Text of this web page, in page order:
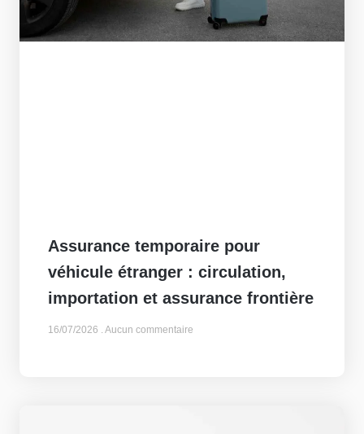
Assurance temporaire pour
véhicule étranger : circulation,
importation et assurance frontière
16/07/2026 Aucun commentaire